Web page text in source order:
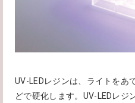
UV-LEDレジンは、ライトをあ
どで硬化します。UV-LEDレジ